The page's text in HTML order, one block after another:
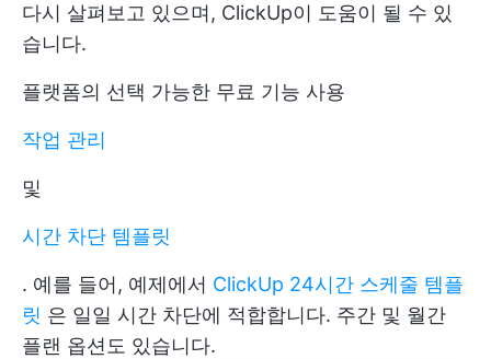
다시 살펴보고 있으며, ClickUp이 도움이 될 수 있
습니다.
플랫폼의 선택 가능한 무료 기능 사용
작업 관리
및
시간 차단 템플릿
. 예를 들어, 예제에서 ClickUp 24시간 스케줄 템플
릿 은 일일 시간 차단에 적합합니다. 주간 및 월간
플랜 옵션도 있습니다.